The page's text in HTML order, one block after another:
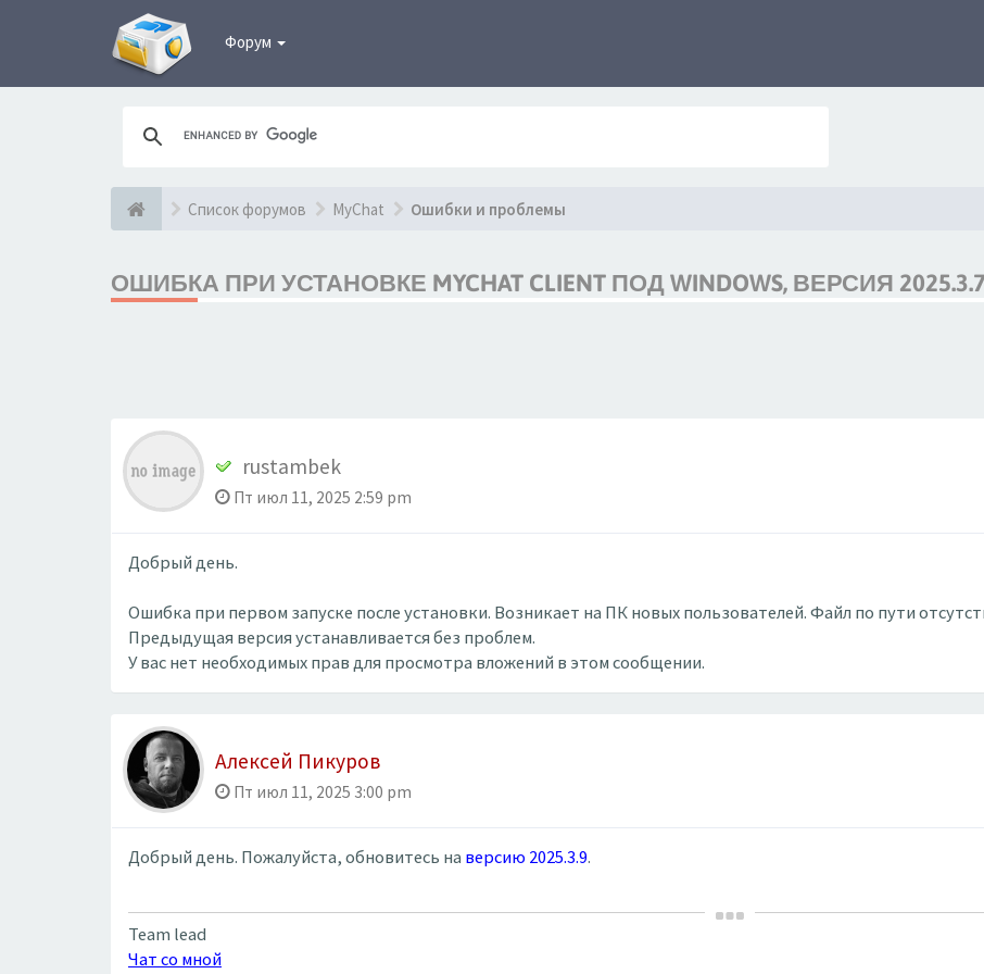
Форум
Список форумов MyChat Ошибки и проблемы
ОШИБКА ПРИ УСТАНОВКЕ MYCHAT CLIENT ПОД WINDOWS, ВЕРСИЯ 2025.3.7
rustambek
Пт июл 11, 2025 2:59 pm
Добрый день.
Ошибка при первом запуске после установки. Возникает на ПК новых пользователей. Файл по пути
Предыдущая версия устанавливается без проблем.
У вас нет необходимых прав для просмотра вложений в этом сообщении.
Алексей Пикуров
Пт июл 11, 2025 3:00 pm
Добрый день. Пожалуйста, обновитесь на версию 2025.3.9.
Team lead
Чат со мной